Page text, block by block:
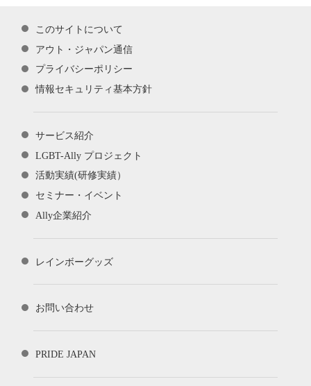
このサイトについて
アウト・ジャパン通信
プライバシーポリシー
情報セキュリティ基本方針
サービス紹介
LGBT-Ally プロジェクト
活動実績(研修実績）
セミナー・イベント
Ally企業紹介
レインボーグッズ
お問い合わせ
PRIDE JAPAN